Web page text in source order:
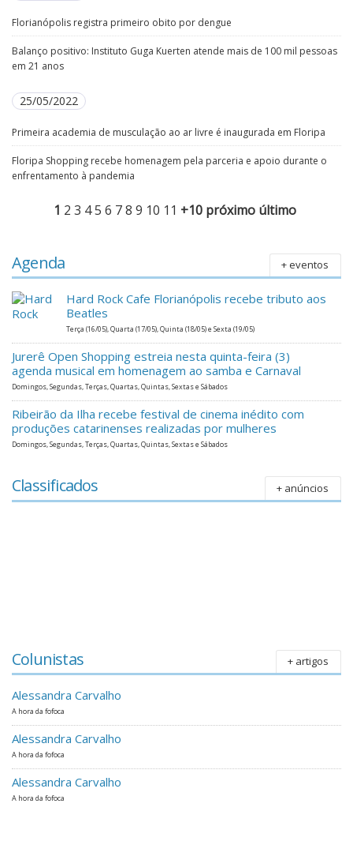
Florianópolis registra primeiro obito por dengue
Balanço positivo: Instituto Guga Kuerten atende mais de 100 mil pessoas
em 21 anos
25/05/2022
Primeira academia de musculação ao ar livre é inaugurada em Floripa
Floripa Shopping recebe homenagem pela parceria e apoio durante o
enfrentamento à pandemia
1 2 3 4 5 6 7 8 9 10 11 +10 próximo último
Agenda + eventos
Hard Rock Cafe Florianópolis recebe tributo aos
Beatles
Terça (16/05), Quarta (17/05), Quinta (18/05) e Sexta (19/05)
Jurerê Open Shopping estreia nesta quinta-feira (3)
agenda musical em homenagem ao samba e Carnaval
Domingos, Segundas, Terças, Quartas, Quintas, Sextas e Sábados
Ribeirão da Ilha recebe festival de cinema inédito com
produções catarinenses realizadas por mulheres
Domingos, Segundas, Terças, Quartas, Quintas, Sextas e Sábados
Classificados + anúncios
Colunistas + artigos
Alessandra Carvalho
A hora da fofoca
Alessandra Carvalho
A hora da fofoca
Alessandra Carvalho
A hora da fofoca